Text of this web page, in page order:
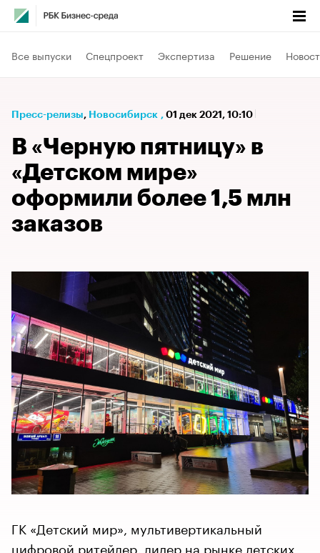
Все выпуски Спецпроект Экспертиза Решение
Пресс-релизы⁠, Новосибирск , 01 дек 2021, 10:10
В «Черную пятницу» в
«Детском мире»
оформили более 1,5 млн
заказов
ГК «Детский мир», мультивертикальный
цифровой ритейлер, лидер на рынке детских